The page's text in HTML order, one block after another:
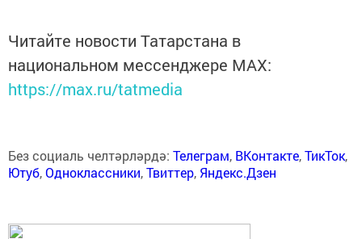
Читайте новости Татарстана в
национальном мессенджере MАХ:
https://max.ru/tatmedia
Без социаль челтәрләрдә: Телеграм, ВКонтакте,ТикТок,
Ютуб,Одноклассники,Твиттер, Яндекс.Дзен